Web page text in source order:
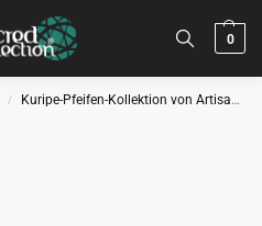
0
/ Kuripe-Pfeifen-Kollektion von Artisan